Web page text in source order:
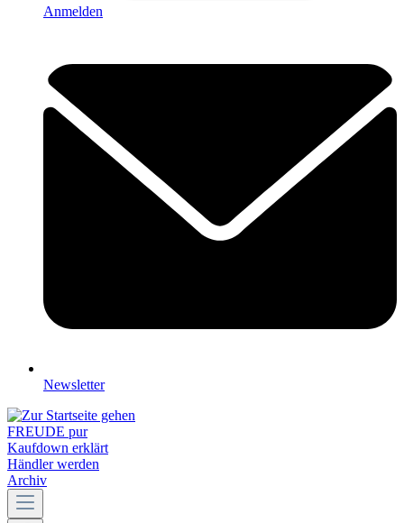
Anmelden
Newsletter
FREUDE pur
Kaufdown erklärt
Händler werden
Archiv